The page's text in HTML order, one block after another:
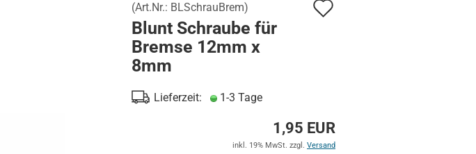
Konto erstellen
Passwort vergessen?
(Art.Nr.: BLSchrauBrem)
Blunt Schraube für
Bremse 12mm x
8mm
Lieferzeit: 1-3 Tage
1,95 EUR
inkl. 19% MwSt. zzgl. Versand